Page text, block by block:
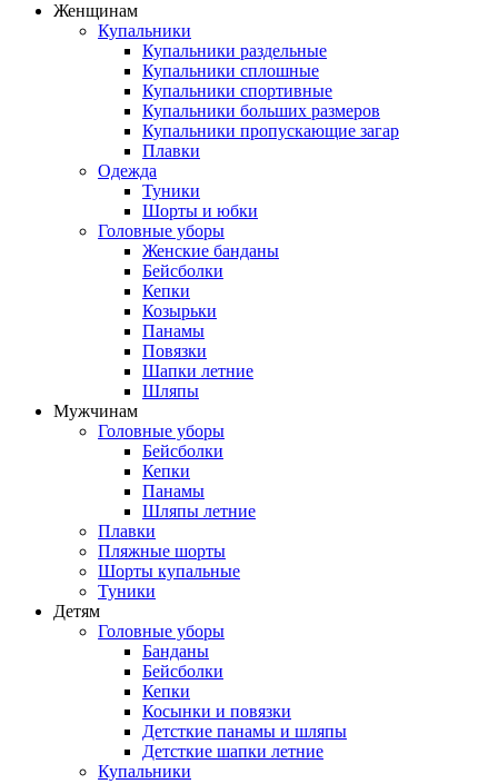
Женщинам
Купальники
Купальники раздельные
Купальники сплошные
Купальники спортивные
Купальники больших размеров
Купальники пропускающие загар
Плавки
Одежда
Туники
Шорты и юбки
Головные уборы
Женские банданы
Бейсболки
Кепки
Козырьки
Панамы
Повязки
Шапки летние
Шляпы
Мужчинам
Головные уборы
Бейсболки
Кепки
Панамы
Шляпы летние
Плавки
Пляжные шорты
Шорты купальные
Туники
Детям
Головные уборы
Банданы
Бейсболки
Кепки
Косынки и повязки
Детсткие панамы и шляпы
Детсткие шапки летние
Купальники